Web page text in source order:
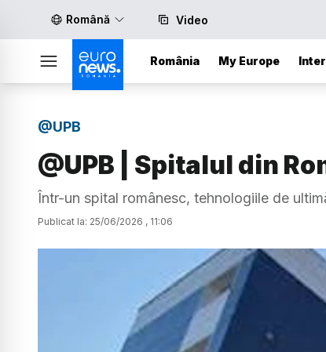
Română Video
România My Europe
@UPB
@UPB | Spitalul din
Într-un spital românesc, tehnologiile de
Publicat la: 25/06/2026 , 11:06